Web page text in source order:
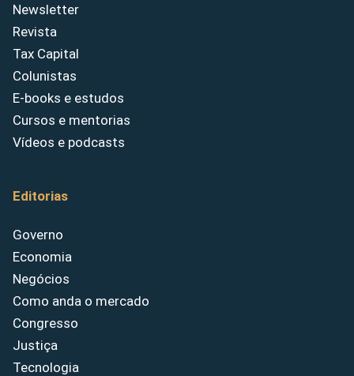
Newsletter
Revista
Tax Capital
Colunistas
E-books e estudos
Cursos e mentorias
Vídeos e podcasts
Editorias
Governo
Economia
Negócios
Como anda o mercado
Congresso
Justiça
Tecnologia